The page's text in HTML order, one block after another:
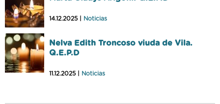
14.12.2025 | Noticias
Nelva Edith Troncoso viuda de Vila.
Q.E.P.D
11.12.2025 | Noticias